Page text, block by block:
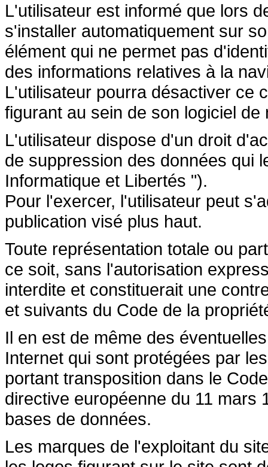
L'utilisateur est informé que lors
s'installer automatiquement sur
élément qui ne permet pas
des informations relatives à la
L'utilisateur pourra désactiver ce
figurant au sein de son logiciel de
L'utilisateur dispose d'un droit
de suppression des données qui
Informatique et Libertés ").
Pour l'exercer, l'utilisateur peut
publication visé plus haut.
Toute représentation totale ou
ce soit, sans l'autorisation
interdite et constituerait une
et suivants du Code de la
Il en est de même des
Internet qui sont protégées par
portant transposition dans le
directive européenne du 11 mars
bases de données.
Les marques de l'exploitant du